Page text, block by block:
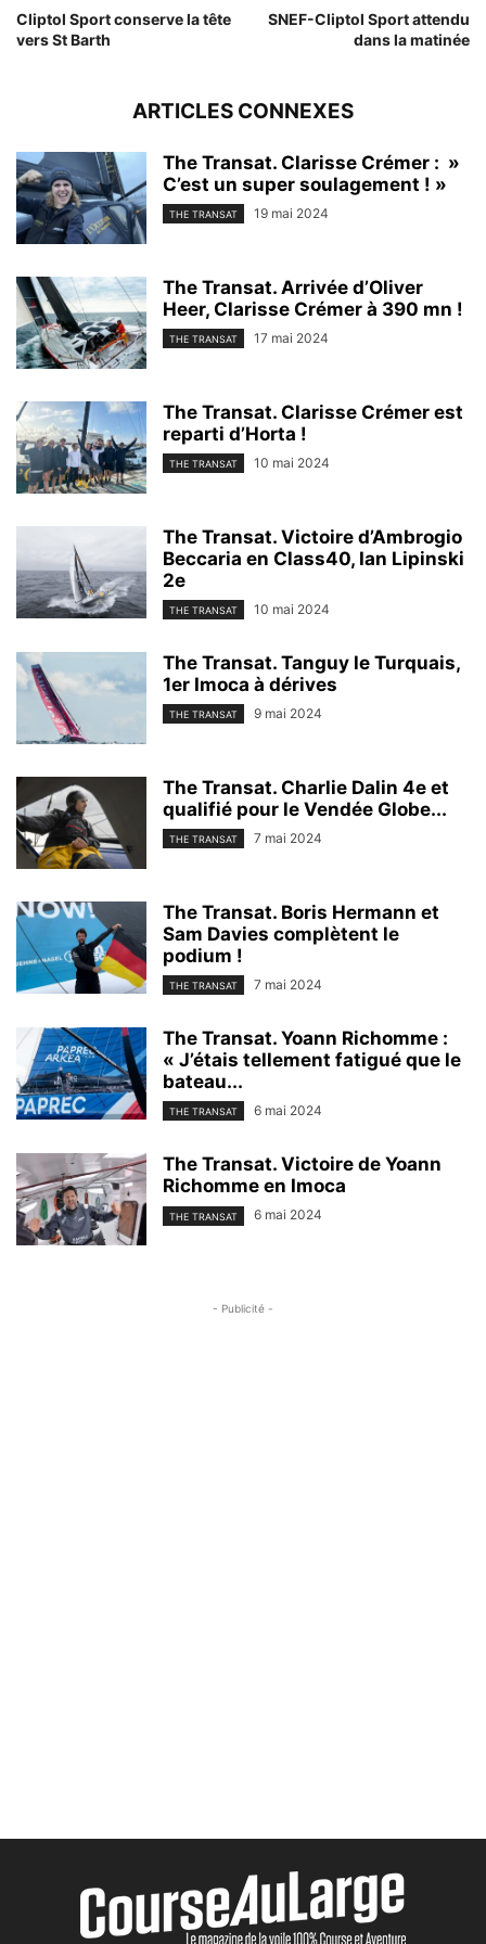
Cliptol Sport conserve la tête
vers St Barth
SNEF-Cliptol Sport attendu
dans la matinée
ARTICLES CONNEXES
The Transat. Clarisse Crémer : »
C’est un super soulagement ! »
THE TRANSAT 19 mai 2024
The Transat. Arrivée d’Oliver
Heer, Clarisse Crémer à 390 mn !
THE TRANSAT 17 mai 2024
The Transat. Clarisse Crémer est
reparti d’Horta !
THE TRANSAT 10 mai 2024
The Transat. Victoire d’Ambrogio
Beccaria en Class40, Ian Lipinski
2e
THE TRANSAT 10 mai 2024
The Transat. Tanguy le Turquais,
1er Imoca à dérives
THE TRANSAT 9 mai 2024
The Transat. Charlie Dalin 4e et
qualifié pour le Vendée Globe...
THE TRANSAT 7 mai 2024
The Transat. Boris Hermann et
Sam Davies complètent le
podium !
THE TRANSAT 7 mai 2024
The Transat. Yoann Richomme :
« J’étais tellement fatigué que le
bateau...
THE TRANSAT 6 mai 2024
The Transat. Victoire de Yoann
Richomme en Imoca
THE TRANSAT 6 mai 2024
- Publicité -